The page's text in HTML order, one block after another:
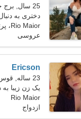
25 سال, برج حمل
دختری به
Rio Maior، پرتغال
عروسی
Ericson
23 ساله, قوس
یک زن زیبا
Rio Maior
ازدواج